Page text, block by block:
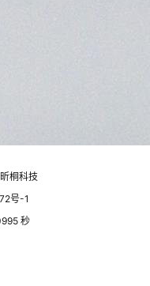
桐科技
号-1
秒